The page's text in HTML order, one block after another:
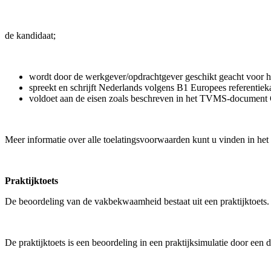
de kandidaat;
wordt door de werkgever/opdrachtgever geschikt geacht voor
spreekt en schrijft Nederlands volgens B1 Europees
voldoet aan de eisen zoals beschreven in het TVMS-
Meer informatie over alle toelatingsvoorwaarden kunt u vinden in
Praktijktoets
De beoordeling van de vakbekwaamheid bestaat uit een praktijktoets.
De praktijktoets is een beoordeling in een praktijksimulatie door een